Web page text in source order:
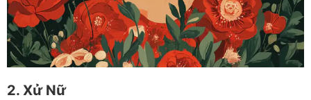
2. Xử Nữ